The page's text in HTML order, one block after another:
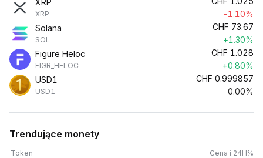
XRP
XRP
-1.10%
Solana
SOL
CHF 73.67
+1.30%
Figure Heloc
FIGR_HELOC
CHF 1.028
+0.80%
USD1
USD1
CHF 0.999857
0.00%
Trendujące monety
Token Cena i 24H%